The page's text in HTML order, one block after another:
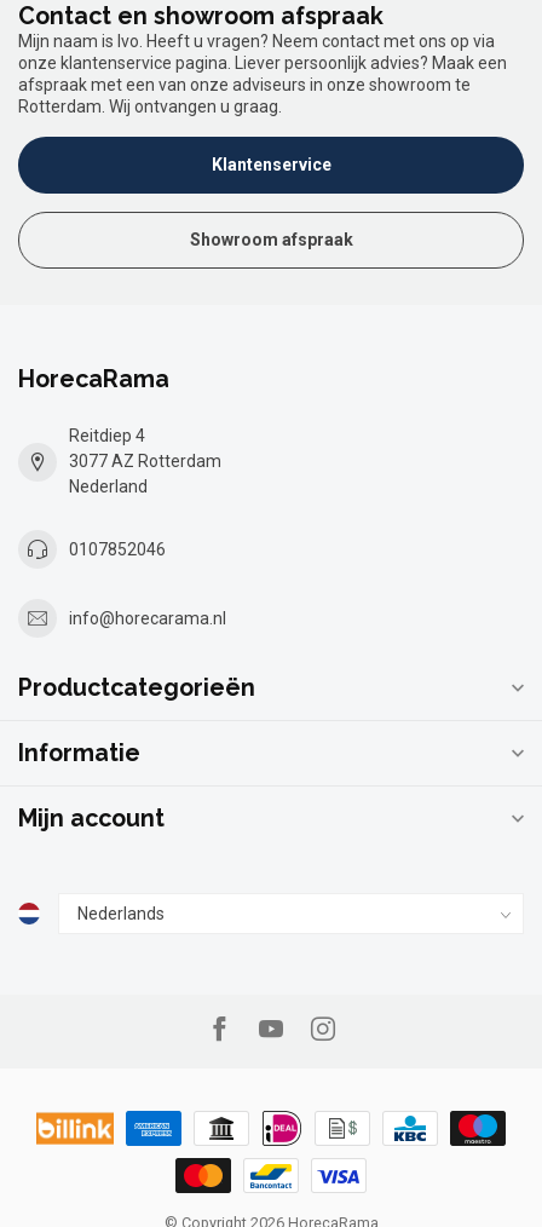
Contact en showroom afspraak
Mijn naam is Ivo. Heeft u vragen? Neem contact met ons op via
onze klantenservice pagina. Liever persoonlijk advies? Maak een
afspraak met een van onze adviseurs in onze showroom te
Rotterdam. Wij ontvangen u graag.
Klantenservice
Showroom afspraak
HorecaRama
Reitdiep 4
3077 AZ Rotterdam
Nederland
0107852046
info@horecarama.nl
Productcategorieën
Informatie
Mijn account
© Copyright 2026 HorecaRama